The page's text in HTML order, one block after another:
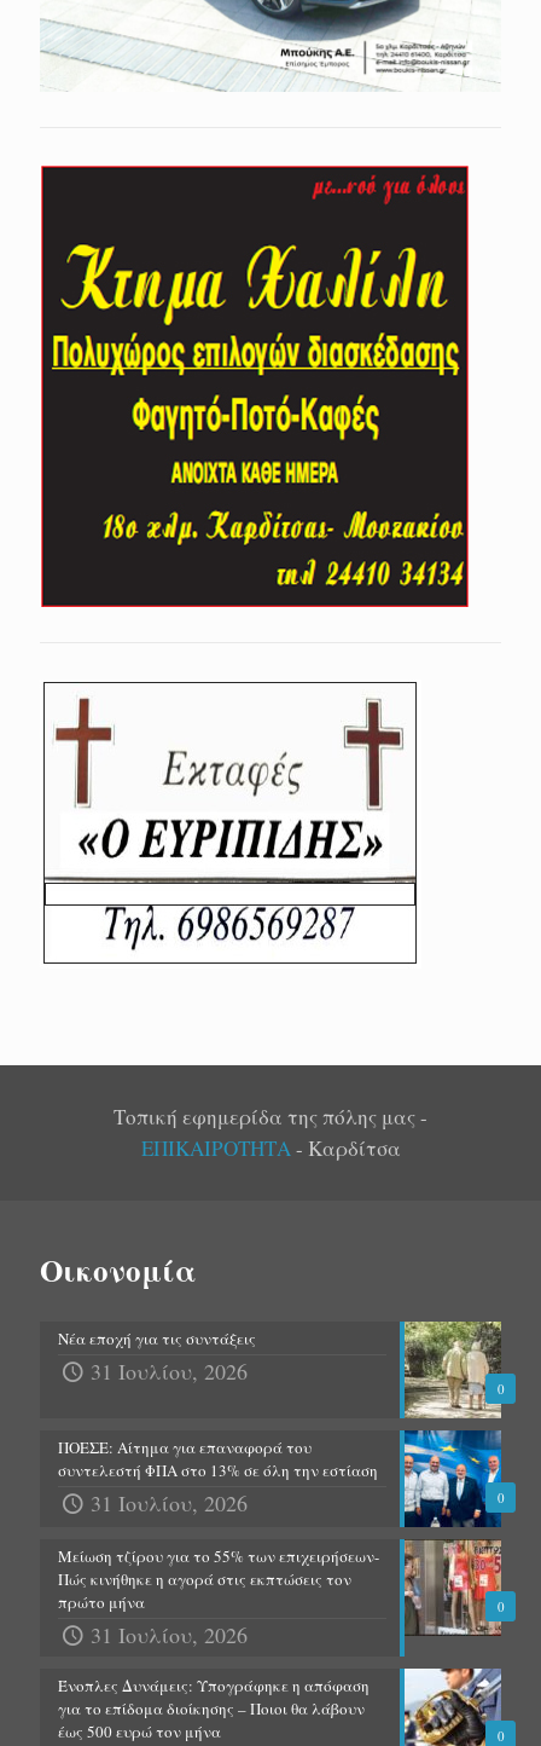
Τοπική εφημερίδα της πόλης μας -
ΕΠΙΚΑΙΡΟΤΗΤΑ - Καρδίτσα
Οικονομία
0
Νέα εποχή για τις συντάξεις
31 Ιουλίου, 2026
0
ΠΟΕΣΕ: Αίτημα για επαναφορά του
συντελεστή ΦΠΑ στο 13% σε όλη την εστίαση
31 Ιουλίου, 2026
0
Μείωση τζίρου για το 55% των επιχειρήσεων-
Πώς κινήθηκε η αγορά στις εκπτώσεις τον
πρώτο μήνα
31 Ιουλίου, 2026
0
Ένοπλες Δυνάμεις: Υπογράφηκε η απόφαση
για το επίδομα διοίκησης – Ποιοι θα λάβουν
έως 500 ευρώ τον μήνα